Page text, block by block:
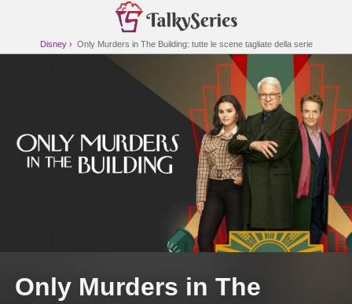
Disney Only Murders in The Building: tutte le scene tagliate della serie
Only Murders in The